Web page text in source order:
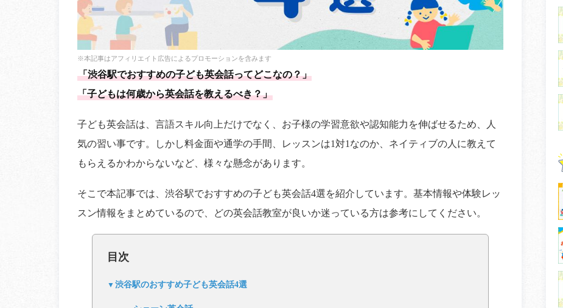
※本記事はアフィリエイト広告によるプロモーションを含みます
「渋谷駅でおすすめの子ども英会話ってどこなの？」
「子どもは何歳から英会話を教えるべき？」
子ども英会話は、言語スキル向上だけでなく、お子様の学習意欲や認知能力を伸ばせるため、人
気の習い事です。しかし料金面や通学の手間、レッスンは1対1なのか、ネイティブの人に教えて
もらえるかわからないなど、様々な懸念があります。
そこで本記事では、渋谷駅でおすすめの子ども英会話4選を紹介しています。基本情報や体験レッ
スン情報をまとめているので、どの英会話教室が良いか迷っている方は参考にしてください。
目次
渋谷駅のおすすめ子ども英会話4選